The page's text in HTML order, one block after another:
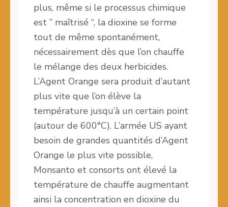
plus, même si le processus chimique
est ” maîtrisé “, la dioxine se forme
tout de même spontanément,
nécessairement dès que l’on chauffe
le mélange des deux herbicides.
L’Agent Orange sera produit d’autant
plus vite que l’on élève la
température jusqu’à un certain point
(autour de 600°C). L’armée US ayant
besoin de grandes quantités d’Agent
Orange le plus vite possible,
Monsanto et consorts ont élevé la
température de chauffe augmentant
ainsi la concentration en dioxine du